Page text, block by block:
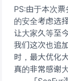
PS:由于本次
的安全考虑选
让大家久等至
我们这次也追
时，最大优化
真的非常感谢